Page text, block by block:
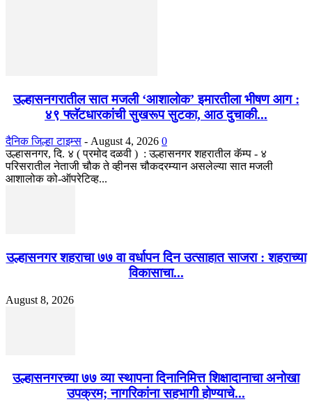
उल्हासनगरातील सात मजली ‘आशालोक’ इमारतीला भीषण आग :
४९ फ्लॅटधारकांची सुखरूप सुटका, आठ दुचाकी...
दैनिक जिल्हा टाइम्स - August 4, 2026 0
उल्हासनगर, दि. ४ ( प्रमोद दळवी ) : उल्हासनगर शहरातील कॅम्प - ४
परिसरातील नेताजी चौक ते व्हीनस चौकदरम्यान असलेल्या सात मजली
आशालोक को-ऑपरेटिव्ह...
उल्हासनगर शहराचा ७७ वा वर्धापन दिन उत्साहात साजरा : शहराच्या
विकासाचा...
August 8, 2026
उल्हासनगरच्या ७७ व्या स्थापना दिनानिमित्त शिक्षादानाचा अनोखा
उपक्रम; नागरिकांना सहभागी होण्याचे...